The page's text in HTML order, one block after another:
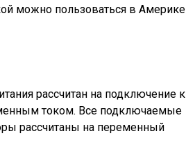
можно пользоваться в Америке
рассчитан на подключение к
током. Все подключаемые
рассчитаны на переменный